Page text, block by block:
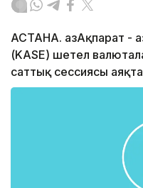
АСТАНА. ҚазАқпарат -
(KASE) шетел
саттық сессиясы